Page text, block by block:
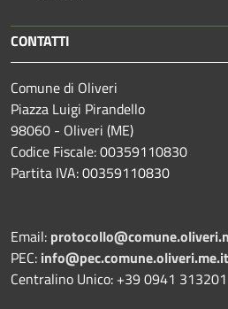
CONTATTI
Comune di Oliveri
Piazza Luigi Pirandello
98060 - Oliveri (ME)
Codice Fiscale: 00359110830
Partita IVA: 00359110830
Email:
PEC: info@pec.comune.oliveri.me.it
Centralino Unico: +39 0941 313201